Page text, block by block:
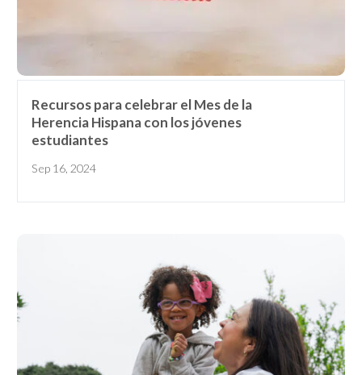
Recursos para celebrar el Mes de la
Herencia Hispana con los jóvenes
estudiantes
Sep 16, 2024
Receive ourfree weekly